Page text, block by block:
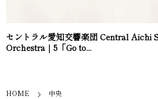
セントラル愛知交響楽団 Central Aichi
Orchestra｜5「Go to...
HOME 中央